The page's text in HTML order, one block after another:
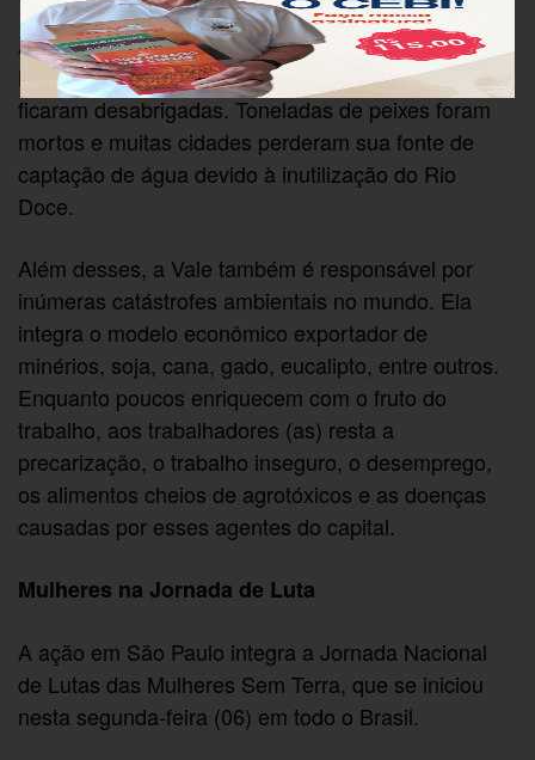
As mulheres lembram também do crime de
Mariana, onde 19 pessoas morreram e centenas
ficaram desabrigadas. Toneladas de peixes foram
mortos e muitas cidades perderam sua fonte de
captação de água devido à inutilização do Rio
Doce.
Além desses, a Vale também é responsável por
inúmeras catástrofes ambientais no mundo. Ela
integra o modelo econômico exportador de
minérios, soja, cana, gado, eucalipto, entre outros.
Enquanto poucos enriquecem com o fruto do
trabalho, aos trabalhadores (as) resta a
precarização, o trabalho inseguro, o desemprego,
os alimentos cheios de agrotóxicos e as doenças
causadas por esses agentes do capital.
Mulheres na Jornada de Luta
A ação em São Paulo integra a Jornada Nacional
de Lutas das Mulheres Sem Terra, que se iniciou
nesta segunda-feira (06) em todo o Brasil.